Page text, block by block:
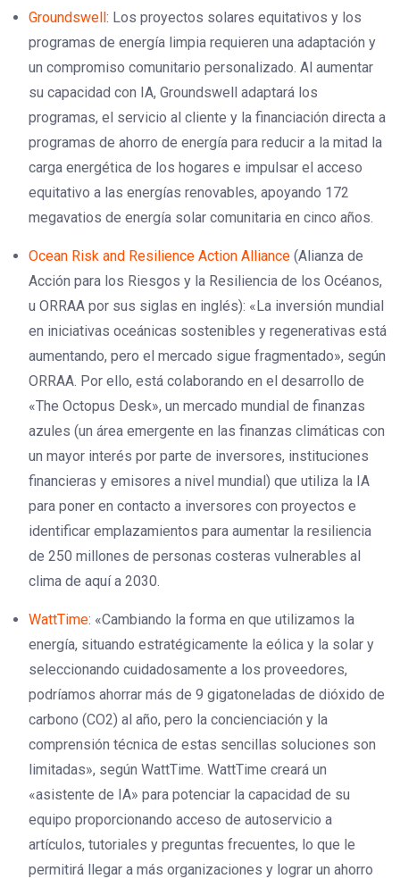
Groundswell: Los proyectos solares equitativos y los
programas de energía limpia requieren una adaptación y
un compromiso comunitario personalizado. Al aumentar
su capacidad con IA, Groundswell adaptará los
programas, el servicio al cliente y la financiación directa a
programas de ahorro de energía para reducir a la mitad la
carga energética de los hogares e impulsar el acceso
equitativo a las energías renovables, apoyando 172
megavatios de energía solar comunitaria en cinco años.
Ocean Risk and Resilience Action Alliance (Alianza de
Acción para los Riesgos y la Resiliencia de los Océanos,
u ORRAA por sus siglas en inglés): «La inversión mundial
en iniciativas oceánicas sostenibles y regenerativas está
aumentando, pero el mercado sigue fragmentado», según
ORRAA. Por ello, está colaborando en el desarrollo de
«The Octopus Desk», un mercado mundial de finanzas
azules (un área emergente en las finanzas climáticas con
un mayor interés por parte de inversores, instituciones
financieras y emisores a nivel mundial) que utiliza la IA
para poner en contacto a inversores con proyectos e
identificar emplazamientos para aumentar la resiliencia
de 250 millones de personas costeras vulnerables al
clima de aquí a 2030.
WattTime: «Cambiando la forma en que utilizamos la
energía, situando estratégicamente la eólica y la solar y
seleccionando cuidadosamente a los proveedores,
podríamos ahorrar más de 9 gigatoneladas de dióxido de
carbono (CO2) al año, pero la concienciación y la
comprensión técnica de estas sencillas soluciones son
limitadas», según WattTime. WattTime creará un
«asistente de IA» para potenciar la capacidad de su
equipo proporcionando acceso de autoservicio a
artículos, tutoriales y preguntas frecuentes, lo que le
permitirá llegar a más organizaciones y lograr un ahorro